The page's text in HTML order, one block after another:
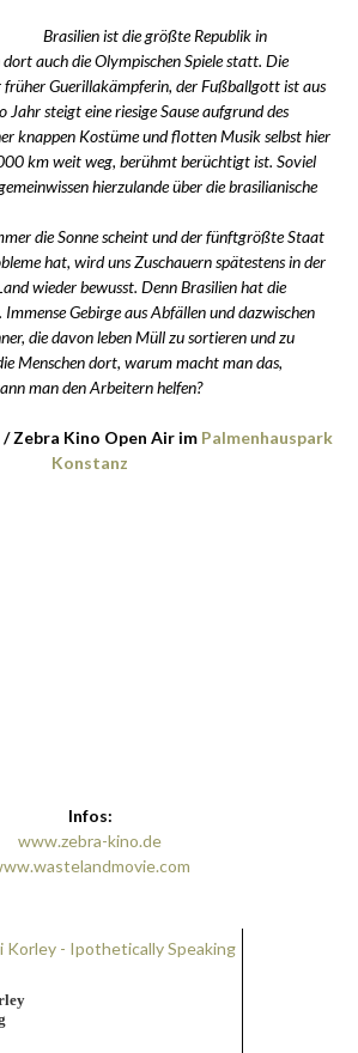
Brasilien ist die größte Republik in
auch die Olympischen Spiele statt. Die
Guerillakämpferin, der Fußballgott ist aus
Jahr steigt eine riesige Sause aufgrund des
knappen Kostüme und flotten Musik selbst hier
km weit weg, berühmt berüchtigt ist. Soviel
hierzulande über die brasilianische
die Sonne scheint und der fünftgrößte Staat
hat, wird uns Zuschauern spätestens in der
wieder bewusst. Denn Brasilien hat die
Gebirge aus Abfällen und dazwischen
die davon leben Müll zu sortieren und zu
Menschen dort, warum macht man das,
man den Arbeitern helfen?
Zebra Kino Open Air im Palmenhauspark
Konstanz
Infos:
www.zebra-kino.de